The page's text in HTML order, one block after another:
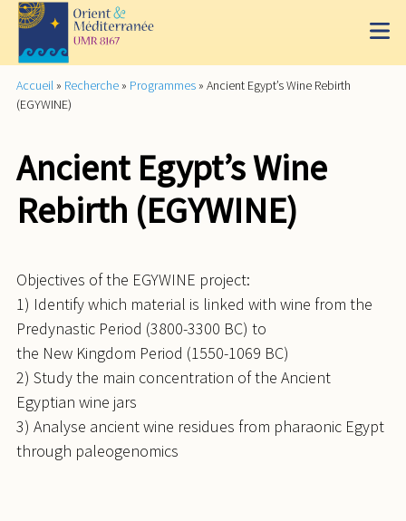
Accueil » Recherche » Programmes » Ancient Egypt’s Wine Rebirth
(EGYWINE)
Ancient Egypt’s Wine
Rebirth (EGYWINE)
Objectives of the EGYWINE project:
1) Identify which material is linked with wine from the
Predynastic Period (3800-3300 BC) to
the New Kingdom Period (1550-1069 BC)
2) Study the main concentration of the Ancient
Egyptian wine jars
3) Analyse ancient wine residues from pharaonic Egypt
through paleogenomics